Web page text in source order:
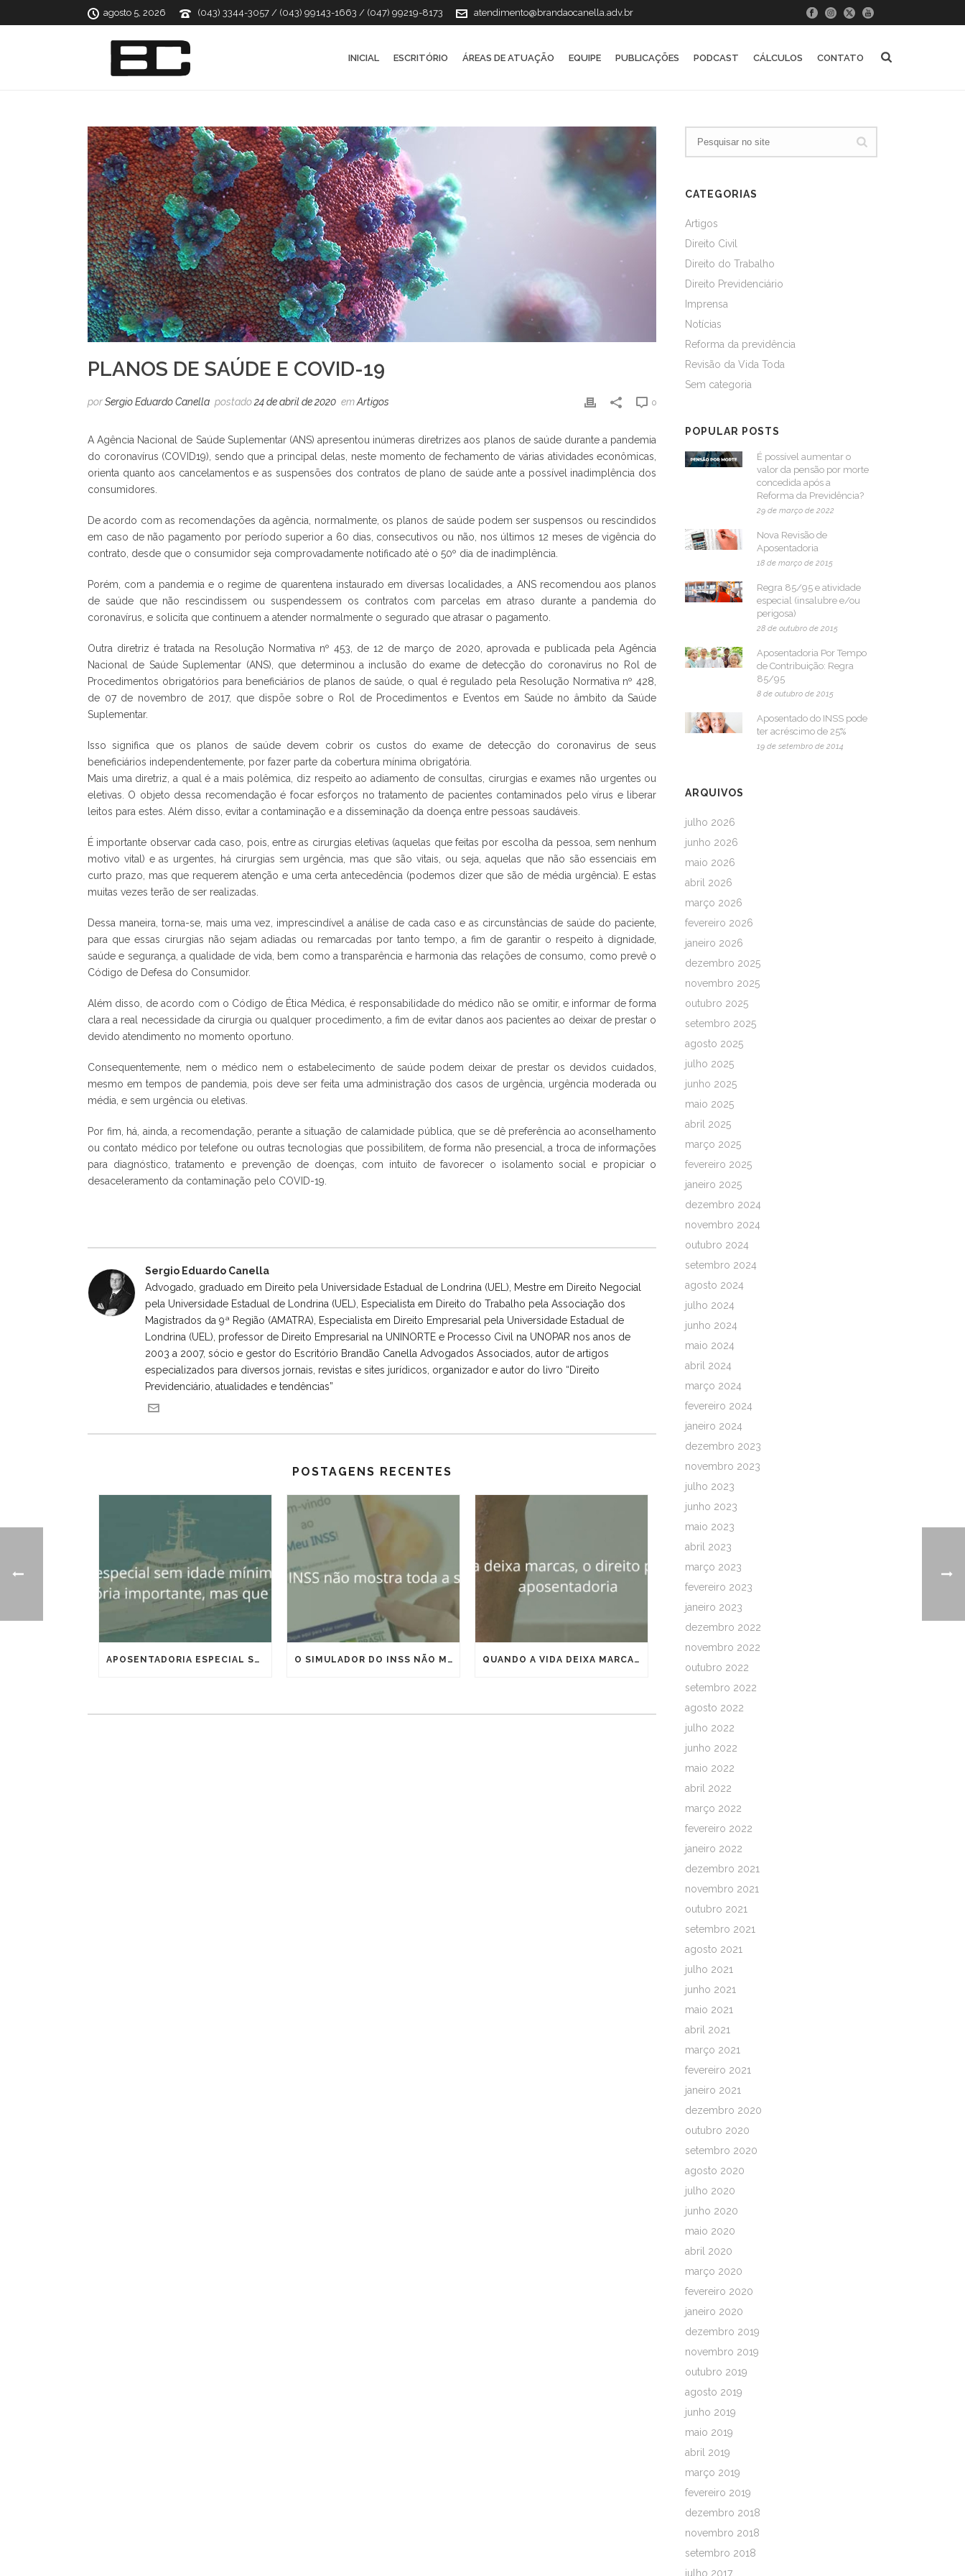
agosto 5, 2026 (043) 3344-3057 / (043) 99143-1663 / (047) 99219-8173 atendimento@brandaocanella.adv.br
INICIAL ESCRITÓRIO ÁREAS DE ATUAÇÃO EQUIPE PUBLICAÇÕES PODCAST CÁLCULOS CONTATO
PLANOS DE SAÚDE E COVID-19
porSergio Eduardo Canella postado24 de abril de 2020 emArtigos 0
A Agência Nacional de Saúde Suplementar (ANS) apresentou inúmeras diretrizes aos planos de saúde durante a pandemia
do coronavírus (COVID19), sendo que a principal delas, neste momento de fechamento de várias atividades econômicas,
orienta quanto aos cancelamentos e as suspensões dos contratos de plano de saúde ante a possível inadimplência dos
consumidores.
De acordo com as recomendações da agência, normalmente, os planos de saúde podem ser suspensos ou rescindidos
em caso de não pagamento por período superior a 60 dias, consecutivos ou não, nos últimos 12 meses de vigência do
contrato, desde que o consumidor seja comprovadamente notificado até o 50º dia de inadimplência.
Porém, com a pandemia e o regime de quarentena instaurado em diversas localidades, a ANS recomendou aos planos
de saúde que não rescindissem ou suspendessem os contratos com parcelas em atraso durante a pandemia do
coronavírus, e solicita que continuem a atender normalmente o segurado que atrasar o pagamento.
Outra diretriz é tratada na Resolução Normativa nº 453, de 12 de março de 2020, aprovada e publicada pela Agência
Nacional de Saúde Suplementar (ANS), que determinou a inclusão do exame de detecção do coronavírus no Rol de
Procedimentos obrigatórios para beneficiários de planos de saúde, o qual é regulado pela Resolução Normativa nº 428,
de 07 de novembro de 2017, que dispõe sobre o Rol de Procedimentos e Eventos em Saúde no âmbito da Saúde
Suplementar.
Isso significa que os planos de saúde devem cobrir os custos do exame de detecção do coronavirus de seus
beneficiários independentemente, por fazer parte da cobertura mínima obrigatória.
Mais uma diretriz, a qual é a mais polêmica, diz respeito ao adiamento de consultas, cirurgias e exames não urgentes ou
eletivas. O objeto dessa recomendação é focar esforços no tratamento de pacientes contaminados pelo vírus e liberar
leitos para estes. Além disso, evitar a contaminação e a disseminação da doença entre pessoas saudáveis.
É importante observar cada caso, pois, entre as cirurgias eletivas (aquelas que feitas por escolha da pessoa, sem nenhum
motivo vital) e as urgentes, há cirurgias sem urgência, mas que são vitais, ou seja, aquelas que não são essenciais em
curto prazo, mas que requerem atenção e uma certa antecedência (podemos dizer que são de média urgência). E estas
muitas vezes terão de ser realizadas.
Dessa maneira, torna-se, mais uma vez, imprescindível a análise de cada caso e as circunstâncias de saúde do paciente,
para que essas cirurgias não sejam adiadas ou remarcadas por tanto tempo, a fim de garantir o respeito à dignidade,
saúde e segurança, a qualidade de vida, bem como a transparência e harmonia das relações de consumo, como prevê o
Código de Defesa do Consumidor.
Além disso, de acordo com o Código de Ética Médica, é responsabilidade do médico não se omitir, e informar de forma
clara a real necessidade da cirurgia ou qualquer procedimento, a fim de evitar danos aos pacientes ao deixar de prestar o
devido atendimento no momento oportuno.
Consequentemente, nem o médico nem o estabelecimento de saúde podem deixar de prestar os devidos cuidados,
mesmo em tempos de pandemia, pois deve ser feita uma administração dos casos de urgência, urgência moderada ou
média, e sem urgência ou eletivas.
Por fim, há, ainda, a recomendação, perante a situação de calamidade pública, que se dê preferência ao aconselhamento
ou contato médico por telefone ou outras tecnologias que possibilitem, de forma não presencial, a troca de informações
para diagnóstico, tratamento e prevenção de doenças, com intuito de favorecer o isolamento social e propiciar o
desaceleramento da contaminação pelo COVID-19.
Sergio Eduardo Canella
Advogado, graduado em Direito pela Universidade Estadual de Londrina (UEL), Mestre em Direito Negocial
pela Universidade Estadual de Londrina (UEL), Especialista em Direito do Trabalho pela Associação dos
Magistrados da 9ª Região (AMATRA), Especialista em Direito Empresarial pela Universidade Estadual de
Londrina (UEL), professor de Direito Empresarial na UNINORTE e Processo Civil na UNOPAR nos anos de
2003 a 2007, sócio e gestor do Escritório Brandão Canella Advogados Associados, autor de artigos
especializados para diversos jornais, revistas e sites jurídicos, organizador e autor do livro “Direito
Previdenciário, atualidades e tendências”
POSTAGENS RECENTES
APOSENTADORIA ESPECIAL SEM IDADE MÍNIMA PARA MARÍTIMOS E OFFSHORE: VITÓRIA IMPORTANTE, MAS QUE EXIGE ESTRATÉGIA O SIMULADOR DO INSS NÃO MOSTRA TODA A SUA APOSENTADORIA QUANDO A VIDA DEIXA MARCAS, O DIREITO PODE ANTECIPAR A APOSENTADORIA
CATEGORIAS
Artigos
Direito Civil
Direito do Trabalho
Direito Previdenciário
Imprensa
Notícias
Reforma da previdência
Revisão da Vida Toda
Sem categoria
POPULAR POSTS
É possível aumentar o
valor da pensão por morte
concedida após a
Reforma da Previdência?
29 de março de 2022
Nova Revisão de
Aposentadoria
18 de março de 2015
Regra 85/95 e atividade
especial (insalubre e/ou
perigosa)
28 de outubro de 2015
Aposentadoria Por Tempo
de Contribuição: Regra
85/95
8 de outubro de 2015
Aposentado do INSS pode
ter acréscimo de 25%
19 de setembro de 2014
ARQUIVOS
julho 2026
junho 2026
maio 2026
abril 2026
março 2026
fevereiro 2026
janeiro 2026
dezembro 2025
novembro 2025
outubro 2025
setembro 2025
agosto 2025
julho 2025
junho 2025
maio 2025
abril 2025
março 2025
fevereiro 2025
janeiro 2025
dezembro 2024
novembro 2024
outubro 2024
setembro 2024
agosto 2024
julho 2024
junho 2024
maio 2024
abril 2024
março 2024
fevereiro 2024
janeiro 2024
dezembro 2023
novembro 2023
julho 2023
junho 2023
maio 2023
abril 2023
março 2023
fevereiro 2023
janeiro 2023
dezembro 2022
novembro 2022
outubro 2022
setembro 2022
agosto 2022
julho 2022
junho 2022
maio 2022
abril 2022
março 2022
fevereiro 2022
janeiro 2022
dezembro 2021
novembro 2021
outubro 2021
setembro 2021
agosto 2021
julho 2021
junho 2021
maio 2021
abril 2021
março 2021
fevereiro 2021
janeiro 2021
dezembro 2020
outubro 2020
setembro 2020
agosto 2020
julho 2020
junho 2020
maio 2020
abril 2020
março 2020
fevereiro 2020
janeiro 2020
dezembro 2019
novembro 2019
outubro 2019
agosto 2019
junho 2019
maio 2019
abril 2019
março 2019
fevereiro 2019
dezembro 2018
novembro 2018
setembro 2018
julho 2017